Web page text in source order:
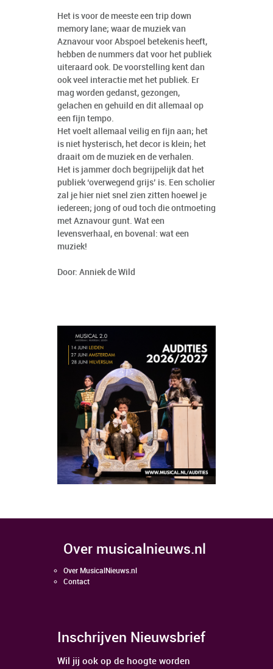
Het is voor de meeste een trip down
memory lane; waar de muziek van
Aznavour voor Abspoel betekenis heeft,
hebben de nummers dat voor het publiek
uiteraard ook. De voorstelling kent dan
ook veel interactie met het publiek. Er
mag worden gedanst, gezongen,
gelachen en gehuild en dit allemaal op
een fijn tempo.
Het voelt allemaal veilig en fijn aan; het
is niet hysterisch, het decor is klein; het
draait om de muziek en de verhalen.
Het is jammer doch begrijpelijk dat het
publiek ‘overwegend grijs’ is. Een scholier
zal je hier niet snel zien zitten hoewel je
iedereen; jong of oud toch die ontmoeting
met Aznavour gunt. Wat een
levensverhaal, en bovenal: wat een
muziek!
Door: Anniek de Wild
over musicalnieuws.nl
Over MusicalNieuws.nl
Contact
Inschrijven Nieuwsbrief
Wil jij ook op de hoogte worden